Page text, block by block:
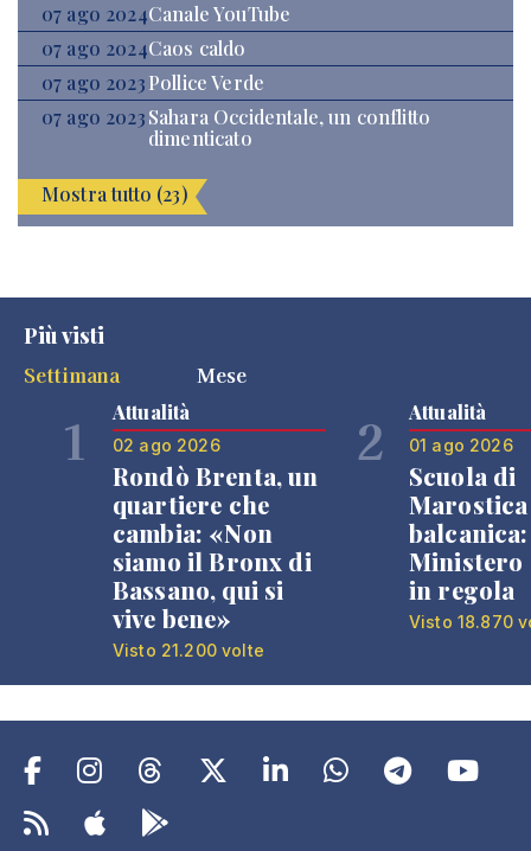
07 ago 2024Canale YouTube
07 ago 2024Caos caldo
07 ago 2023Pollice Verde
07 ago 2023Sahara Occidentale, un conflitto
dimenticato
Mostra tutto (23)
Più visti
Settimana
Mese
1 Attualità
02 ago 2026
Rondò Brenta, un
quartiere che
cambia: «Non
siamo il Bronx di
Bassano, qui si
vive bene»
Visto 21.200 volte
2 Attualità
01 ago 2026
Scuola di
Ministero
in regola
Visto 18.870